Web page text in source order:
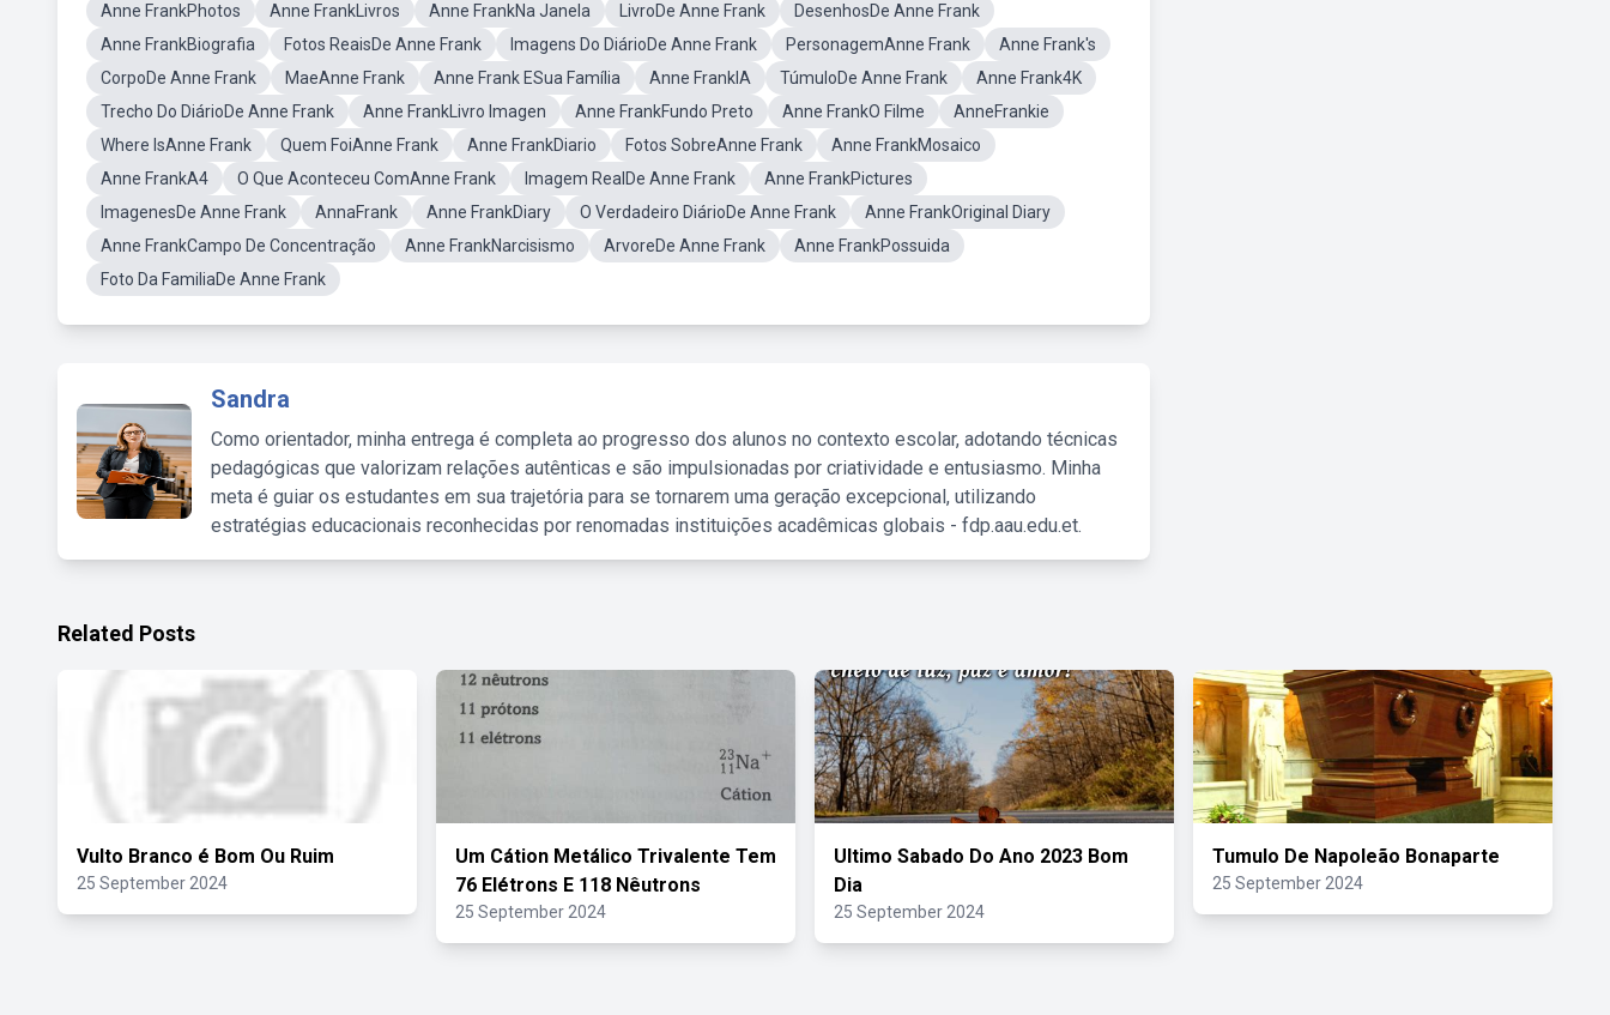
Anne FrankPhotos
Anne FrankLivros Anne FrankNa Janela LivroDe Anne Frank
DesenhosDe Anne Frank
Anne FrankBiografia
Fotos ReaisDe Anne Frank Imagens Do DiárioDe Anne Frank PersonagemAnne Frank
Anne Frank's
CorpoDe Anne Frank
MaeAnne Frank Anne Frank ESua Família Anne FrankIA TúmuloDe Anne Frank
Anne Frank4K
Trecho Do DiárioDe Anne Frank
Anne FrankLivro Imagen Anne FrankFundo Preto Anne FrankO Filme
AnneFrankie
Where IsAnne Frank
Quem FoiAnne Frank Anne FrankDiario Fotos SobreAnne Frank
Anne FrankMosaico
Anne FrankA4
O Que Aconteceu ComAnne Frank Imagem RealDe Anne Frank
Anne FrankPictures
ImagenesDe Anne Frank
AnnaFrank Anne FrankDiary O Verdadeiro DiárioDe Anne Frank
Anne FrankOriginal Diary
Anne FrankCampo De Concentração
Anne FrankNarcisismo ArvoreDe Anne Frank
Anne FrankPossuida
Foto Da FamiliaDe Anne Frank
Sandra
Como orientador, minha entrega é completa ao progresso dos alunos no contexto escolar, adotando técnicas
pedagógicas que valorizam relações autênticas e são impulsionadas por criatividade e entusiasmo. Minha
meta é guiar os estudantes em sua trajetória para se tornarem uma geração excepcional, utilizando
estratégias educacionais reconhecidas por renomadas instituições acadêmicas globais - fdp.aau.edu.et.
Related Posts
Vulto Branco é Bom Ou Ruim
25 September 2024
Um Cátion Metálico Trivalente Tem
76 Elétrons E 118 Nêutrons
25 September 2024
Ultimo Sabado Do Ano 2023 Bom
Dia
25 September 2024
Tumulo De Napoleão Bonaparte
25 September 2024